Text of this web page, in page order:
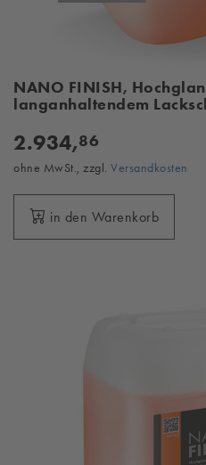
NANO FINISH,
langanhaltendem
2.934,86
ohne MwSt., zzgl. Versandkosten
in den Warenkorb